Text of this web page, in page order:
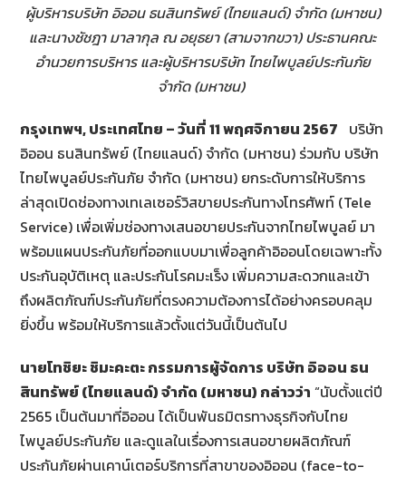
ผู้บริหารบริษัท อิออน ธนสินทรัพย์ (ไทยแลนด์) จำกัด (มหาชน)
และนางชัชฎา มาลากุล ณ อยุธยา (สามจากขวา) ประธานคณะ
อำนวยการบริหาร และผู้บริหารบริษัท ไทยไพบูลย์ประกันภัย
จำกัด (มหาชน)
กรุงเทพฯ,ประเทศไทย – วันที่11 พฤศจิกายน 2567 บริษัท
อิออน ธนสินทรัพย์ (ไทยแลนด์) จำกัด (มหาชน) ร่วมกับ บริษัท
ไทยไพบูลย์ประกันภัย จำกัด (มหาชน) ยกระดับการให้บริการ
ล่าสุดเปิดช่องทางเทเลเซอร์วิสขายประกันทางโทรศัพท์ (Tele
Service) เพื่อเพิ่มช่องทางเสนอขายประกันจากไทยไพบูลย์ มา
พร้อมแผนประกันภัยที่ออกแบบมาเพื่อลูกค้าอิออนโดยเฉพาะทั้ง
ประกันอุบัติเหตุ และประกันโรคมะเร็ง เพิ่มความสะดวกและเข้า
ถึงผลิตภัณฑ์ประกันภัยที่ตรงความต้องการได้อย่างครอบคลุม
ยิ่งขึ้น พร้อมให้บริการแล้วตั้งแต่วันนี้เป็นต้นไป
นายโทชิยะ ชิมะคะตะ กรรมการผู้จัดการ บริษัท อิออน ธน
สินทรัพย์ (ไทยแลนด์) จำกัด (มหาชน) กล่าวว่า “นับตั้งแต่ปี
2565 เป็นต้นมาที่อิออน ได้เป็นพันธมิตรทางธุรกิจกับไทย
ไพบูลย์ประกันภัย และดูแลในเรื่องการเสนอขายผลิตภัณฑ์
ประกันภัยผ่านเคาน์เตอร์บริการที่สาขาของอิออน (face-to-